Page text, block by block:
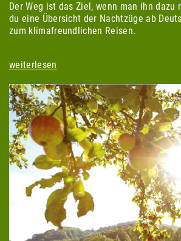
Der Weg ist das Ziel, wenn man ihn
du eine Übersicht der Nachtzüge ab
zum klimafreundlichen Reisen.
weiterlesen